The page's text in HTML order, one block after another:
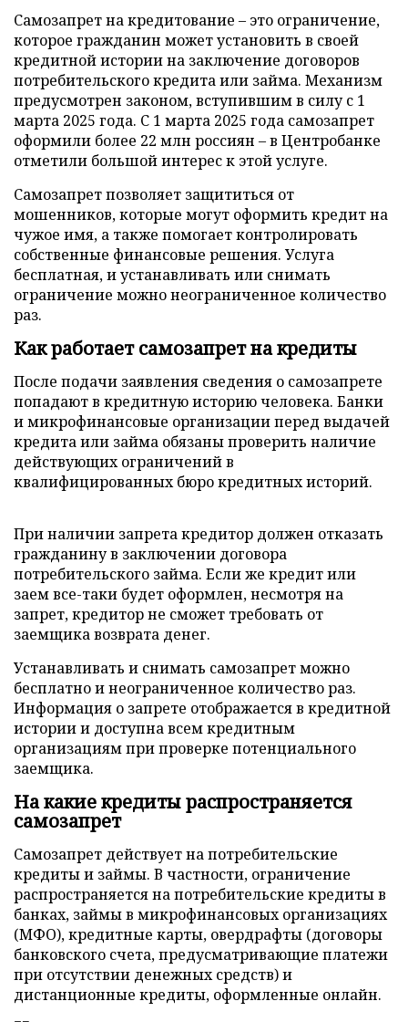
Самозапрет на кредитование – это ограничение,
которое гражданин может установить в своей
кредитной истории на заключение договоров
потребительского кредита или займа. Механизм
предусмотрен законом, вступившим в силу с 1
марта 2025 года. С 1 марта 2025 года самозапрет
оформили более 22 млн россиян – в Центробанке
отметили большой интерес к этой услуге.
Самозапрет позволяет защититься от
мошенников, которые могут оформить кредит на
чужое имя, а также помогает контролировать
собственные финансовые решения. Услуга
бесплатная, и устанавливать или снимать
ограничение можно неограниченное количество
раз.
Как работает самозапрет на кредиты
После подачи заявления сведения о самозапрете
попадают в кредитную историю человека. Банки
и микрофинансовые организации перед выдачей
кредита или займа обязаны проверить наличие
действующих ограничений в
квалифицированных бюро кредитных историй.
При наличии запрета кредитор должен отказать
гражданину в заключении договора
потребительского займа. Если же кредит или
заем все-таки будет оформлен, несмотря на
запрет, кредитор не сможет требовать от
заемщика возврата денег.
Устанавливать и снимать самозапрет можно
бесплатно и неограниченное количество раз.
Информация о запрете отображается в кредитной
истории и доступна всем кредитным
организациям при проверке потенциального
заемщика.
На какие кредиты распространяется
самозапрет
Самозапрет действует на потребительские
кредиты и займы. В частности, ограничение
распространяется на потребительские кредиты в
банках, займы в микрофинансовых организациях
(МФО), кредитные карты, овердрафты (договоры
банковского счета, предусматривающие платежи
при отсутствии денежных средств) и
дистанционные кредиты, оформленные онлайн.